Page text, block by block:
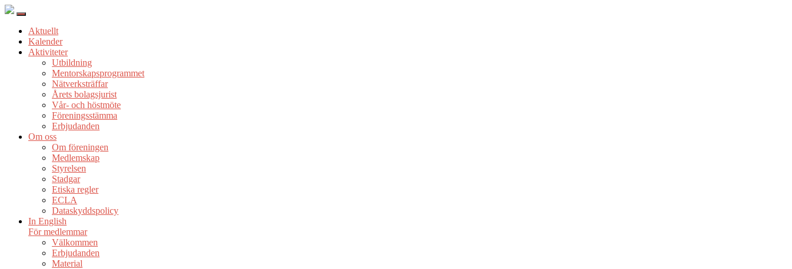
Aktuellt
Kalender
Aktiviteter
Utbildning
Mentorskapsprogrammet
Nätverksträffar
Årets bolagsjurist
Vår- och höstmöte
Föreningsstämma
Erbjudanden
Om oss
Om föreningen
Medlemskap
Styrelsen
Stadgar
Etiska regler
ECLA
Dataskyddspolicy
In English
För medlemmar
Välkommen
Erbjudanden
Material